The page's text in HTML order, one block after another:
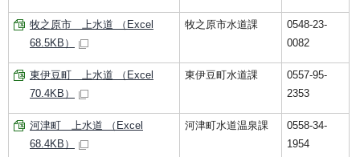
牧之原市 上水道 （Excel
68.5KB）
牧之原市水道課
0548-23-
0082
東伊豆町 上水道 （Excel
70.4KB）
東伊豆町水道課
0557-95-
2353
河津町 上水道 （Excel
68.4KB）
河津町水道温泉課
0558-34-
1954